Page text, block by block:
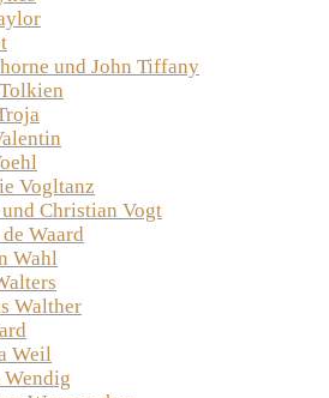
und John Tiffany
Vogltanz
Christian Vogt
Waard
Wahl
Walther
Weil